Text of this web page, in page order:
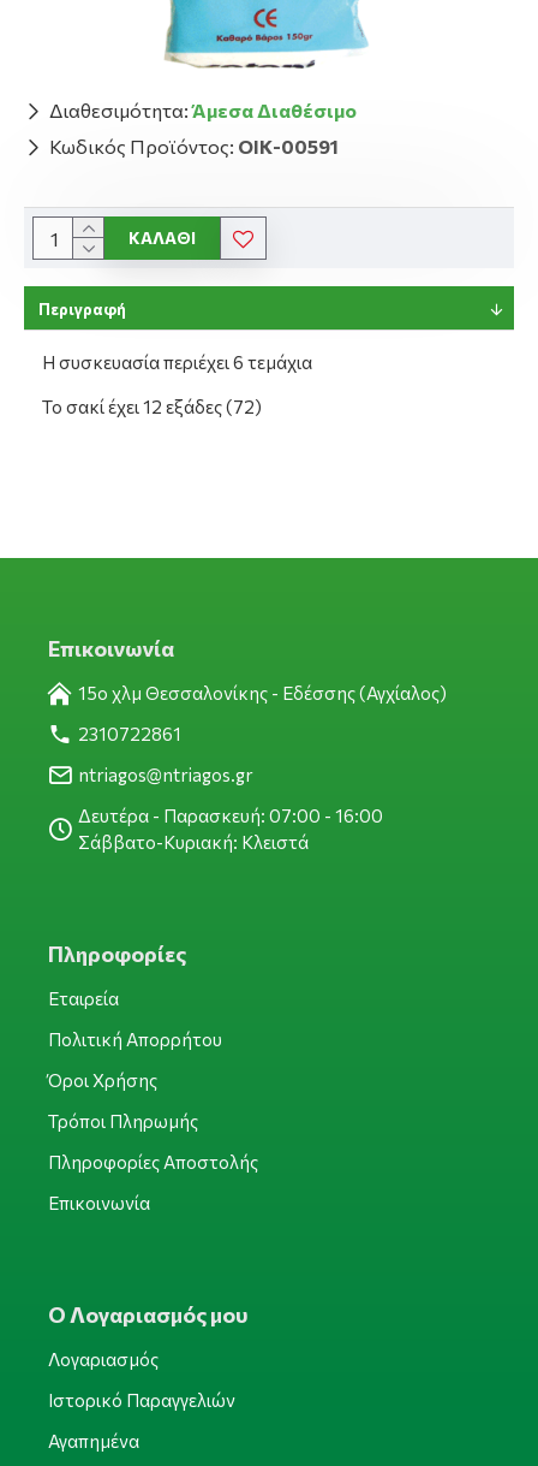
Διαθεσιμότητα: Άμεσα Διαθέσιμο
Κωδικός Προϊόντος: ΟΙΚ-00591
ΚΑΛΆΘΙ
Περιγραφή
Η συσκευασία περιέχει 6 τεμάχια
Το σακί έχει 12 εξάδες (72)
Επικοινωνία
15ο χλμ Θεσσαλονίκης - Εδέσσης (Αγχίαλος)
2310722861
ntriagos@ntriagos.gr
Δευτέρα - Παρασκευή: 07:00 - 16:00
Σάββατο-Κυριακή: Κλειστά
Πληροφορίες
Εταιρεία
Πολιτική Απορρήτου
Όροι Χρήσης
Τρόποι Πληρωμής
Πληροφορίες Αποστολής
Επικοινωνία
Ο Λογαριασμός μου
Λογαριασμός
Ιστορικό Παραγγελιών
Αγαπημένα